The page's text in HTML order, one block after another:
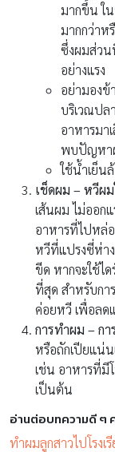
มากขึ้น ใ
มากกว่าห
ซึ่งผมส่วน
อย่างแรง
อย่ามองข้
บริเวณปล
อาหารมา
พบปัญหา
ใช้น้ำเย็น
เช็ดผม – หวีผ
เส้นผม ไม่ออก
อาหารที่ไปหล่
หวีที่แปรงซี่ห่า
ขีด หากจะใช้ไ
ที่สุด สำหรับกา
ค่อยหวี เพื่อลด
การทำผม – ก
หรือถักเปียแน่
เช่น อาหารที่มี
เป็นต้น
อ่านต่อบทความดี ๆ
ทำผมลูกสาวไปโรง